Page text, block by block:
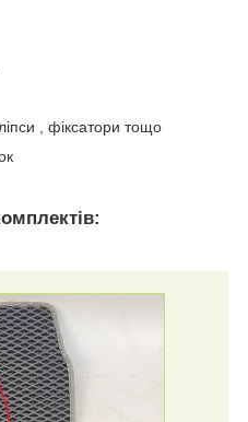
, фіксатори тощо